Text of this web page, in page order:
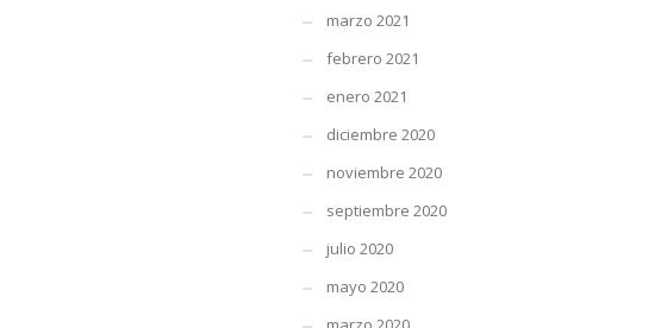
marzo 2021
febrero 2021
enero 2021
diciembre 2020
noviembre 2020
septiembre 2020
julio 2020
mayo 2020